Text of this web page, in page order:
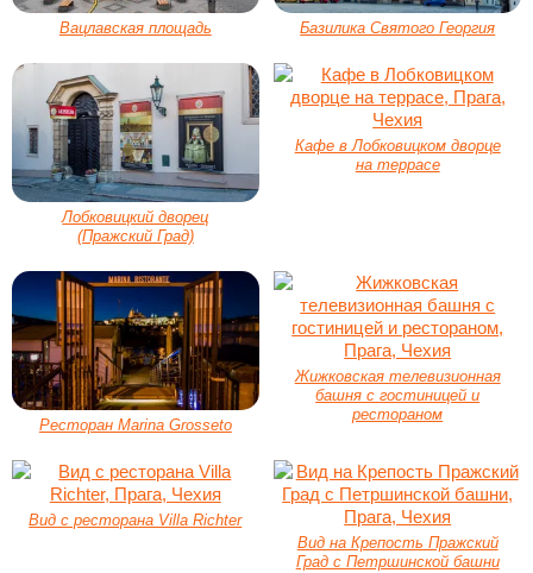
Вацлавская площадь Базилика Святого Георгия
Лобковицкий дворец
(Пражский Град)
Кафе в Лобковицком дворце
на террасе
Ресторан Marina Grosseto
Жижковская телевизионная
башня с гостиницей и
рестораном
Вид с ресторана Villa Richter
Вид на Крепость Пражский
Град с Петршинской башни